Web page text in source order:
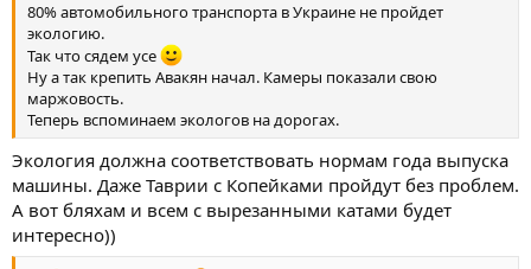
80% автомобильного транспорта в Украине не пройдет
экологию.
Так что сядем усе
Ну а так крепить Авакян начал. Камеры показали свою
маржовость.
Теперь вспоминаем экологов на дорогах.
Экология должна соответствовать нормам года выпуска
машины. Даже Таврии с Копейками пройдут без проблем.
А вот бляхам и всем с вырезанными катами будет
интересно))